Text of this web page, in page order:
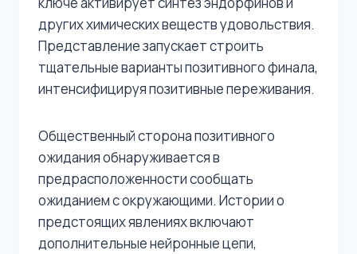
других химических веществ удовольствия.
Представление запускает строить
тщательные варианты позитивного финала,
интенсифицируя позитивные переживания.
Общественный сторона позитивного
ожидания обнаруживается в
предрасположенности сообщать
ожиданием с окружающими. Истории о
предстоящих явлениях включают
дополнительные нейронные цепи,